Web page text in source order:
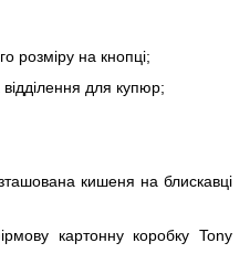
розміру на кнопці;
для купюр;
кишеня на блискавці
картонну коробку Tony